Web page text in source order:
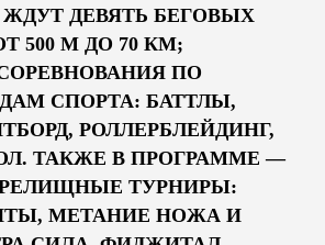
ДЕВЯТЬ БЕГОВЫХ
500 М ДО 70 КМ;
ПО
СПОРТА: БАТТЛЫ,
РОЛЛЕРБЛЕЙДИНГ,
ТАКЖЕ В ПРОГРАММЕ —
ТУРНИРЫ:
МЕТАНИЕ НОЖА И